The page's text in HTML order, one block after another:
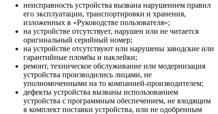
неисправность устройства вызвана нарушением правил
его эксплуатации, транспортировки и хранения,
изложенных в «Руководстве пользователя»;
на устройстве отсутствует, нарушен или не читается
оригинальный серийный номер;
на устройстве отсутствуют или нарушены заводские или
гарантийные пломбы и наклейки;
ремонт, техническое обслуживание или модернизация
устройства производились лицами, не
уполномоченными на то компанией-производителем;
дефекты устройства вызваны использованием
устройства с программным обеспечением, не входящим
в комплект поставки устройства, или не одобренным